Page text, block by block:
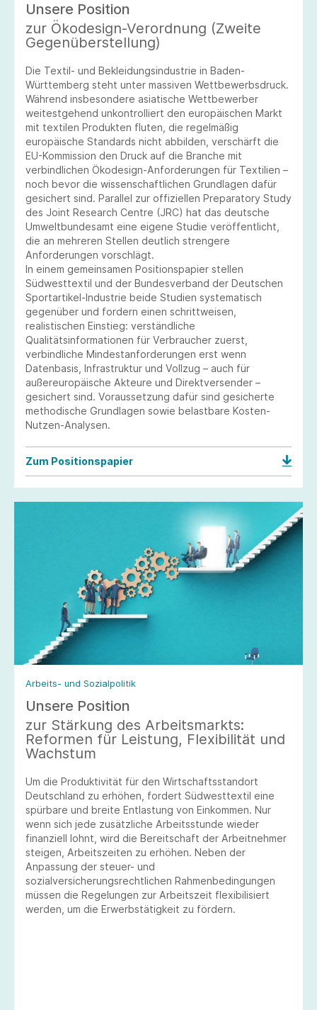
Unsere Position
zur Ökodesign-Verordnung (Zweite
Gegenüberstellung)
Die Textil- und Bekleidungsindustrie in Baden-
Württemberg steht unter massiven Wettbewerbsdruck.
Während insbesondere asiatische Wettbewerber
weitestgehend unkontrolliert den europäischen Markt
mit textilen Produkten fluten, die regelmäßig
europäische Standards nicht abbilden, verschärft die
EU-Kommission den Druck auf die Branche mit
verbindlichen Ökodesign-Anforderungen für Textilien –
noch bevor die wissenschaftlichen Grundlagen dafür
gesichert sind. Parallel zur offiziellen Preparatory Study
des Joint Research Centre (JRC) hat das deutsche
Umweltbundesamt eine eigene Studie veröffentlicht,
die an mehreren Stellen deutlich strengere
Anforderungen vorschlägt.
In einem gemeinsamen Positionspapier stellen
Südwesttextil und der Bundesverband der Deutschen
Sportartikel-Industrie beide Studien systematisch
gegenüber und fordern einen schrittweisen,
realistischen Einstieg: verständliche
Qualitätsinformationen für Verbraucher zuerst,
verbindliche Mindestanforderungen erst wenn
Datenbasis, Infrastruktur und Vollzug – auch für
außereuropäische Akteure und Direktversender –
gesichert sind. Voraussetzung dafür sind gesicherte
methodische Grundlagen sowie belastbare Kosten-
Nutzen-Analysen.
Zum Positionspapier
Arbeits- und Sozialpolitik
Unsere Position
zur Stärkung des Arbeitsmarkts:
Reformen für Leistung, Flexibilität und
Wachstum
Um die Produktivität für den Wirtschaftsstandort
Deutschland zu erhöhen, fordert Südwesttextil eine
spürbare und breite Entlastung von Einkommen. Nur
wenn sich jede zusätzliche Arbeitsstunde wieder
finanziell lohnt, wird die Bereitschaft der Arbeitnehmer
steigen, Arbeitszeiten zu erhöhen. Neben der
Anpassung der steuer- und
sozialversicherungsrechtlichen Rahmenbedingungen
müssen die Regelungen zur Arbeitszeit flexibilisiert
werden, um die Erwerbstätigkeit zu fördern.